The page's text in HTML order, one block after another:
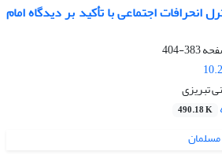
انحرافات اجتماعی با تأکید بر دیدگاه امام
383-404
تبریزی
490.18 K